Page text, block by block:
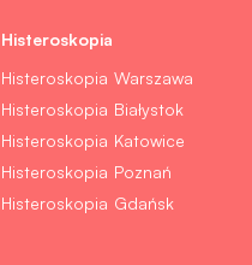
Histeroskopia
Histeroskopia Warszawa
Histeroskopia Białystok
Histeroskopia Katowice
Histeroskopia Poznań
Histeroskopia Gdańsk